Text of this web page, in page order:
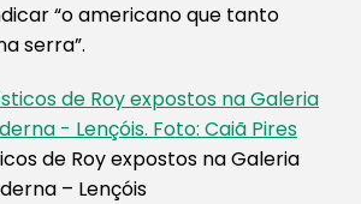
“o americano que tanto
serra”.
de Roy expostos na Galeria
– Lençóis